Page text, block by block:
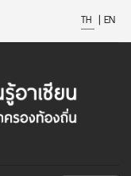
TH | EN